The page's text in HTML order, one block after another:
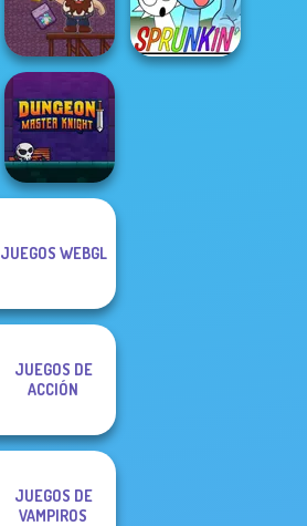
Sniper Combat
3D
Carnage Battle
Arena
Gold Mine
Dungeon Master
JUEGOS WEBGL
JUEGOS DE
ACCIÓN
JUEGOS DE
VAMPIROS